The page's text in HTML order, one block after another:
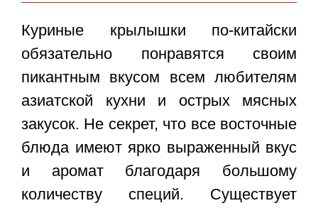
Куриные крылышки по-китайски
обязательно понравятся своим
пикантным вкусом всем любителям
азиатской кухни и острых мясных
закусок. Не секрет, что все восточные
блюда имеют ярко выраженный вкус
и аромат благодаря большому
количеству специй. Существует